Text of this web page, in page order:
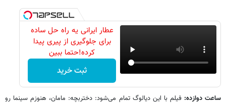
عطار ایرانی یه راه حل ساده
برای جلوگیری از پیری پیدا
کرده!حتما ببین
ثبت خرید
ساعت دوازده: فیلم با این دیالوگ تمام می‌شود: دختربچه: مامان، هنوزم سینما رو